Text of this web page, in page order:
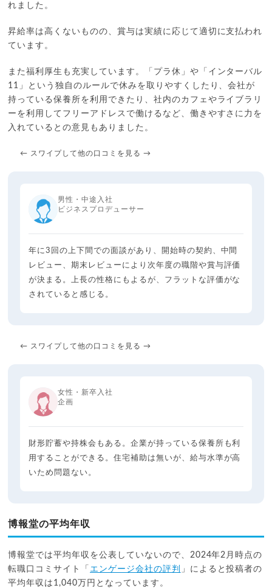
れました。
昇給率は高くないものの、賞与は実績に応じて適切に支払われ
ています。
また福利厚生も充実しています。「プラ休」や「インターバル
11」という独自のルールで休みを取りやすくしたり、会社が
持っている保養所を利用できたり、社内のカフェやライブラリ
ーを利用してフリーアドレスで働けるなど、働きやすさに力を
入れているとの意見もありました。
← スワイプして他の口コミを見る →
男性・中途入社
ビジネスプロデューサー
年に3回の上下間での面談があり、開始時の契約、中間
レビュー、期末レビューにより次年度の職階や賞与評価
が決まる。上長の性格にもよるが、フラットな評価がな
されていると感じる。
← スワイプして他の口コミを見る →
女性・新卒入社
企画
財形貯蓄や持株会もある。企業が持っている保養所も利
用することができる。住宅補助は無いが、給与水準が高
いため問題ない。
博報堂︎の平均年収
博報堂では平均年収を公表していないので、2024年2月時点の
転職口コミサイト「 エンゲージ会社の評判
」によると投稿者の
平均年収は1,040万円となっています。